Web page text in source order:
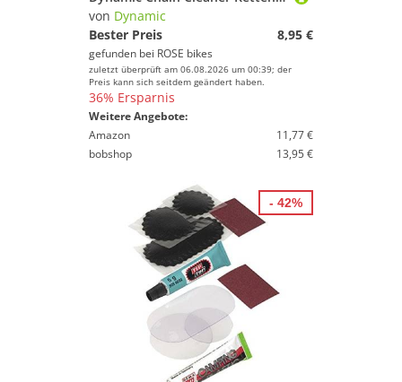
von Dynamic
Bester Preis
8,95 €
gefunden bei ROSE bikes
zuletzt überprüft am 06.08.2026 um 00:39; der
Preis kann sich seitdem geändert haben.
36% Ersparnis
Weitere Angebote:
Amazon
11,77 €
bobshop
13,95 €
- 42%